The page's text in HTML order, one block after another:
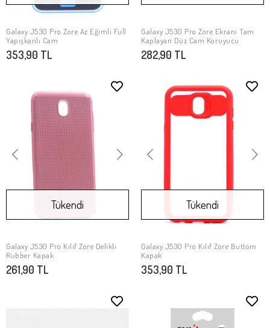
Stokta Yok
Galaxy J530 Pro Zore Az Eğimli Full
Yapışkanlı Cam
353,90 TL
Stokta Yok
Galaxy J530 Pro Zore Ekranı Tam
Kaplayan Düz Cam Koruyucu
282,90 TL
Stokta Yok
Tükendi
Galaxy J530 Pro Kılıf Zore Delikli
Rubber Kapak
261,90 TL
Stokta Yok
Tükendi
Galaxy J530 Pro Kılıf Zore Buttom
Kapak
353,90 TL